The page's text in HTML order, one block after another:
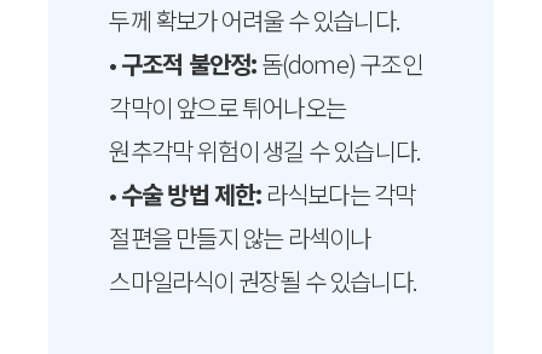
두께 확보가 어려울 수 있습니다.
•구조적 불안정:돔(dome) 구조인
각막이 앞으로 튀어나오는
원추각막 위험이 생길 수 있습니다.
•수술 방법 제한: 라식보다는 각막
절편을 만들지 않는 라섹이나
스마일라식이 권장될 수 있습니다.